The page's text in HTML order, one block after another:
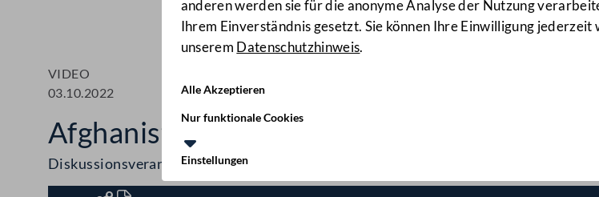
anderen werden sie für die anonyme Analyse der Nutzung
Ihrem Einverständnis gesetzt. Sie können Ihre Einwilligung
unserem Datenschutzhinweis.
Alle Akzeptieren
Nur funktionale Cookies
Einstellungen
VIDEO
03.10.2022
Afghanistans starke Frauen
Diskussionsveranstaltung